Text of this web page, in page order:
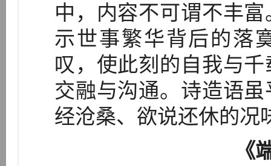
中，内容不可谓不丰
示世事繁华背后的落
叹，使此刻的自我与
交融与沟通。诗造语
经沧桑、欲说还休的况
《